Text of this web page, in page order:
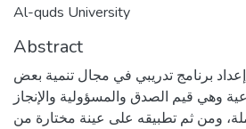
Al-quds University
Abstract
برنامج تدريبي في مجال تنمية بعض
وهي قيم الصدق والمسؤولية والإنجاز
ومن ثم تطبيقه على عينة مختارة من